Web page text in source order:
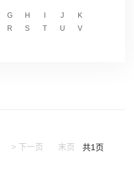
G H J
K
R S T U
V
> 下一页 末页 共1页